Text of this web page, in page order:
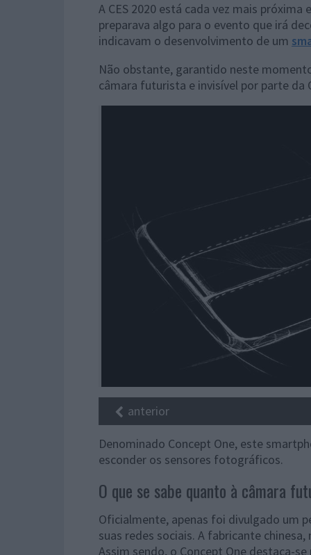
A CES 2020 está cada vez mais próxima
preparava algo para o evento que irá
indicavam o desenvolvimento de um
Não obstante, garantido neste
câmara futurista e invisível por parte da
anterior
Denominado Concept One, este
esconder os sensores fotográficos.
O que se sabe quanto à câmara
Oficialmente, apenas foi divulgado um
suas redes sociais. A fabricante chinesa,
Assim sendo, o Concept One destaca-